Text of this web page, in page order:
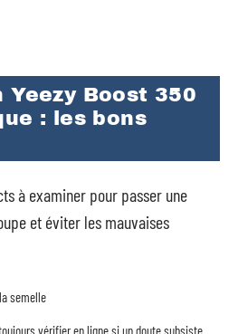
Yeezy Boost 350
: les bons
à examiner pour passer une
et éviter les mauvaises
semelle
vérifier en ligne si un doute subsiste